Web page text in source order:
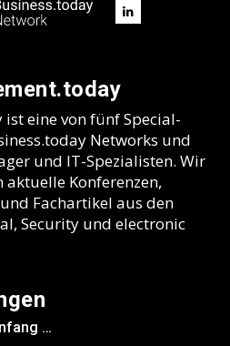
eine von fünf Special-
Networks und
und IT-Spezialisten. Wir
Konferenzen,
Fachartikel aus den
Security und electronic
…